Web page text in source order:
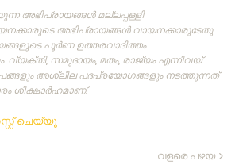
അഭിപ്രായങ്ങള്‍ മല്ലപ്പള്ളി
അഭിപ്രായങ്ങള്‍ വായനക്കാരുടേതു
പൂര്‍ണ ഉത്തരവാദിത്തം
വ്യക്തി, സമുദായം, മതം, രാജ്യം എന്നിവയ്
അശ്ലീല പദപ്രയോഗങ്ങളും നടത്തുന്നത്‌
ശിക്ഷാര്‍ഹമാണ്‌.
ചെയ്യൂ
വളരെ പഴയ